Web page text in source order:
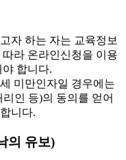
자 하는 자는 교육정보
라 온라인신청을 이용
합니다.
미만인자일 경우에는
인 등)의 동의를 얻어
니다.
의 유보)